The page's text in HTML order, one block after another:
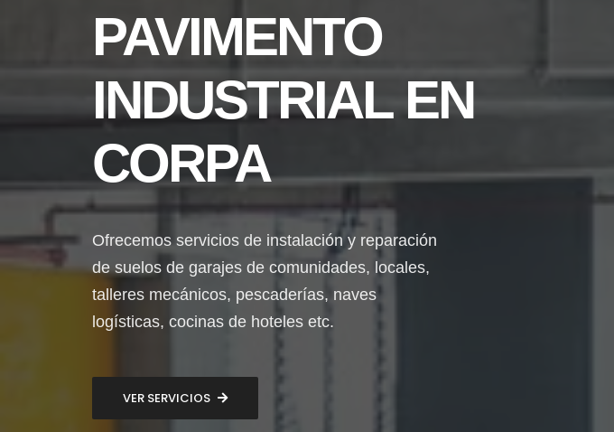
PAVIMENTO
INDUSTRIAL EN
CORPA
Ofrecemos servicios de instalación y reparación
de suelos de garajes de comunidades, locales,
talleres mecánicos, pescaderías, naves
logísticas, cocinas de hoteles etc.
VER SERVICIOS